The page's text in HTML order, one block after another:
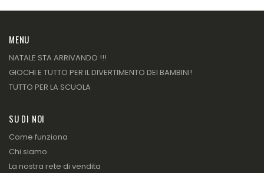
MENU
NATALE STA ARRIVANDO !!!
GIOCHI E TUTTO PER IL DIVERTIMENTO DEI BAMBINI!
TUTTO PER LA SCUOLA
SU DI NOI
Come funziona
Chi siamo
La nostra rete di vendita